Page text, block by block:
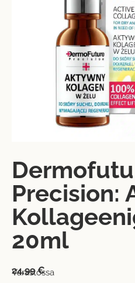
Precision:
20ml
24,99€
Varastossa